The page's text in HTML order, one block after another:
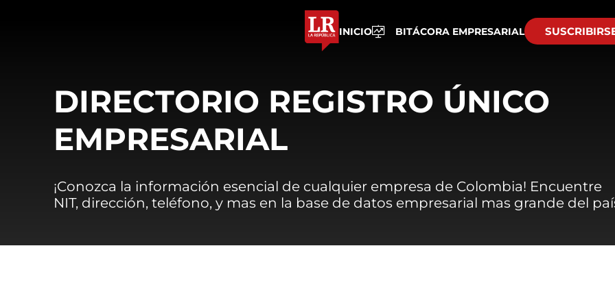
INICIO BITÁCORA EMPRESARIAL
DIRECTORIO REGISTRO ÚNICO
EMPRESARIAL
¡Conozca la información esencial de cualquier empresa de Colombia! Encuentre
NIT, dirección, teléfono, y mas en la base de datos empresarial mas grande del